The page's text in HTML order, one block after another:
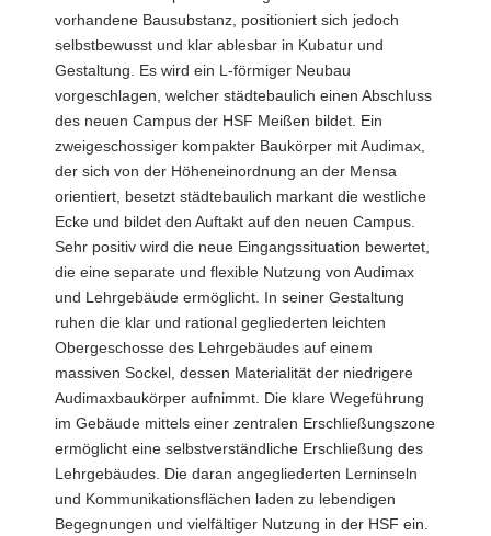
vorhandene Bausubstanz, positioniert sich jedoch
selbstbewusst und klar ablesbar in Kubatur und
Gestaltung. Es wird ein L-förmiger Neubau
vorgeschlagen, welcher städtebaulich einen Abschluss
des neuen Campus der HSF Meißen bildet. Ein
zweigeschossiger kompakter Baukörper mit Audimax,
der sich von der Höheneinordnung an der Mensa
orientiert, besetzt städtebaulich markant die westliche
Ecke und bildet den Auftakt auf den neuen Campus.
Sehr positiv wird die neue Eingangssituation bewertet,
die eine separate und flexible Nutzung von Audimax
und Lehrgebäude ermöglicht. In seiner Gestaltung
ruhen die klar und rational gegliederten leichten
Obergeschosse des Lehrgebäudes auf einem
massiven Sockel, dessen Materialität der niedrigere
Audimaxbaukörper aufnimmt. Die klare Wegeführung
im Gebäude mittels einer zentralen Erschließungszone
ermöglicht eine selbstverständliche Erschließung des
Lehrgebäudes. Die daran angegliederten Lerninseln
und Kommunikationsflächen laden zu lebendigen
Begegnungen und vielfältiger Nutzung in der HSF ein.